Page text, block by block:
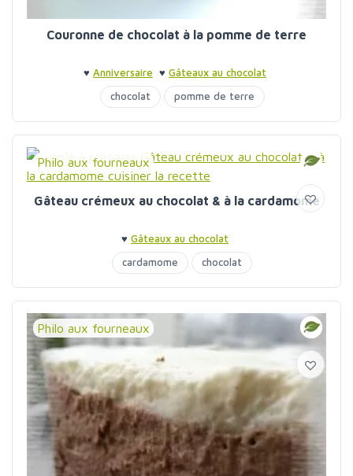
Couronne de chocolat à la pomme de terre
♥ Anniversaire ♥ Gâteaux au chocolat
chocolat
pomme de terre
Philo aux fourneaux
Gâteau crémeux au chocolat & à la cardamome
♥ Gâteaux au chocolat
cardamome
chocolat
Philo aux fourneaux